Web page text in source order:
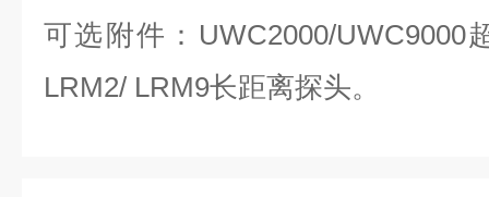
可选附件：UWC2000/
LRM2/ LRM9长距离探头。